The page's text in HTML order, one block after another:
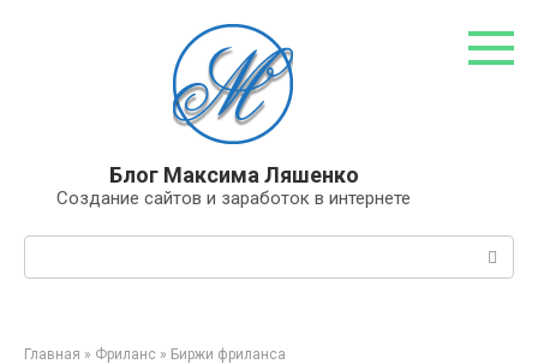
Блог Максима Ляшенко
Создание сайтов и заработок в интернете
Главная » Фриланс » Биржи фриланса